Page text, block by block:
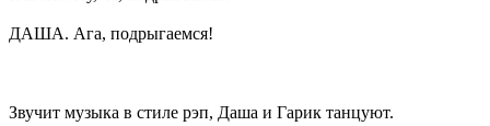
ДАША. Ага, подрыгаемся!
Звучит музыка в стиле рэп, Даша и Гарик танцуют.